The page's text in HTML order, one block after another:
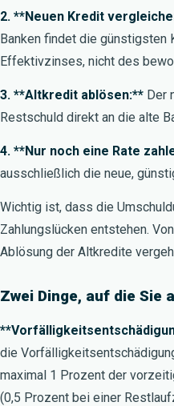
2. **Neuen Kredit
Banken findet die
Effektivzinses, nicht des
3. **Altkredit ablösen:** Der
Restschuld direkt an die alte
4. **Nur noch eine Rate
ausschließlich die neue,
Wichtig ist, dass die
Zahlungslücken entstehen.
Ablösung der Altkredite
Zwei Dinge, auf die Sie
die
maximal 1 Prozent der
(0,5 Prozent bei einer